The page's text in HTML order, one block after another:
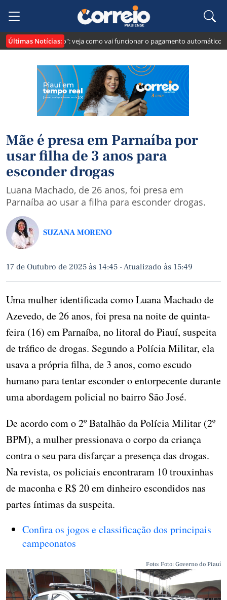
Últimas Notícias:
cria o "Pix Pensão": veja como vai funcionar o pagamento automático da
Mãe é presa em Parnaíba por
usar filha de 3 anos para
esconder drogas
Luana Machado, de 26 anos, foi presa em
Parnaíba ao usar a filha para esconder drogas.
SUZANA MORENO
17 de Outubro de 2025 às 14:45 -Atualizado às 15:49
Uma mulher identificada como Luana Machado de
Azevedo, de 26 anos, foi presa na noite de quinta-
feira (16) em Parnaíba, no litoral do Piauí, suspeita
de tráfico de drogas. Segundo a Polícia Militar, ela
usava a própria filha, de 3 anos, como escudo
humano para tentar esconder o entorpecente durante
uma abordagem policial no bairro São José.
De acordo com o 2º Batalhão da Polícia Militar (2º
BPM), a mulher pressionava o corpo da criança
contra o seu para disfarçar a presença das drogas.
Na revista, os policiais encontraram 10 trouxinhas
de maconha e R$ 20 em dinheiro escondidos nas
partes íntimas da suspeita.
Confira os jogos e classificação dos principais
campeonatos
Foto: Foto: Governo do Piauí